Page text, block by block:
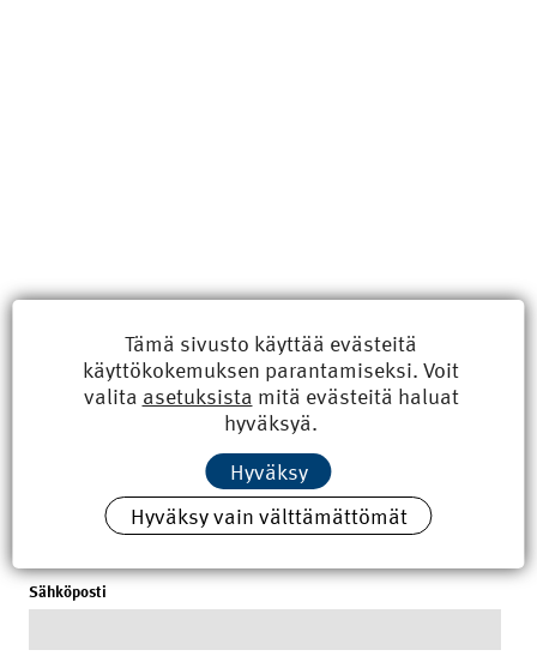
Uusimmat
Kyberisku kiinteistötietoihin haittaisi energiarakentamista
8.6.2026 15:21
100 vuotta sitten: Rajajoen uusi rautatiesilta
Tilaa uutiskirje
Sähköposti
Tämä sivusto käyttää evästeitä
käyttökokemuksen parantamiseksi. Voit
valita asetuksista mitä evästeitä haluat
hyväksyä.
Hyväksy
Hyväksy vain välttämättömät